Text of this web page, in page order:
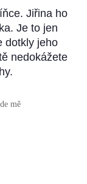
Jiřina ho
Je to jen
dotkly jeho
nedokážete
mě